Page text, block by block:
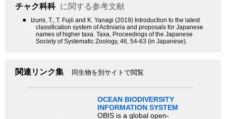
チャク科科 に関する参考文献
●
Izumi, T., T. Fujii and K. Yanagi (2019) Introduction to the latest
classification system of Actiniaria and proposals for Japanese
names of higher taxa. Taxa, Proceedings of the Japanese
Society of Systematic Zoology, 46, 54-63 (in Japanese).
関連リンク集 同生物を別サイトで閲覧
OCEAN BIODIVERSITY
INFORMATION SYSTEM
OBIS is a global open-